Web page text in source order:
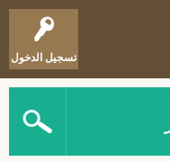
تسجيل الدخول